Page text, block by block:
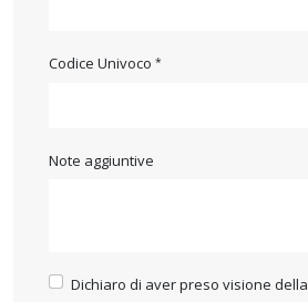
Codice Univoco
Note aggiuntive
Dichiaro di aver preso visione della